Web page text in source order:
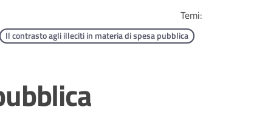
Temi:
Il contrasto agli illeciti in materia di spesa pubblica